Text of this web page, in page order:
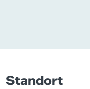
Standort